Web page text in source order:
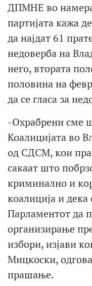
ДПМНЕ во
партијата кажа
да најдат 61
недоверба на
него, втората
половина на
да се гласа за
-Охрабрени сме
Коалицијата во
од СДСМ, кои
сакаат што
криминално и
коалиција и
Парламентот да
организирање
избори, изјави
Мицкоски,
прашање.